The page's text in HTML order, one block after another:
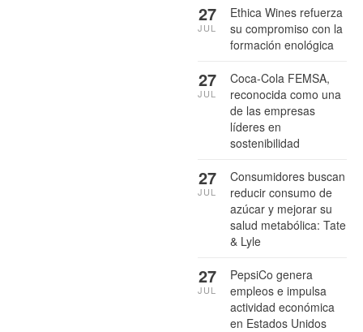
Ethica Wines refuerza
su compromiso con la
formación enológica
27
JUL
Coca-Cola FEMSA,
reconocida como una
de las empresas
líderes en
sostenibilidad
27
JUL
Consumidores buscan
reducir consumo de
azúcar y mejorar su
salud metabólica: Tate
& Lyle
27
JUL
PepsiCo genera
empleos e impulsa
actividad económica
en Estados Unidos
27
JUL